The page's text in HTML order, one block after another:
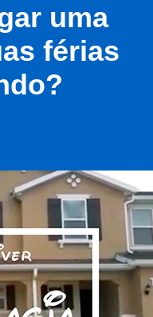
uma
férias